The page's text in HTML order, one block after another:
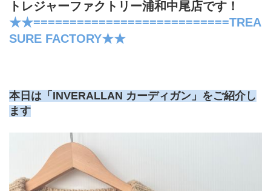
トレジャーファクトリー浦和中尾店です！
★★===========================TREA
SURE FACTORY★★
本日は「INVERALLAN カーディガン」をご紹介し
ます